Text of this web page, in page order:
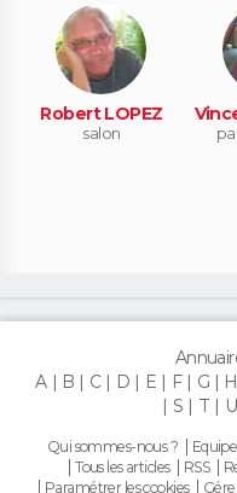
Robert LOPEZ
salon
A
B C D E F G H
S
T U
Qui sommes-nous ? Equipe
Tous les articles
RSS
Paramétrer les cookies